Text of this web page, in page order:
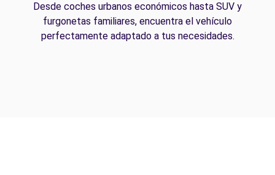
Desde coches urbanos económicos hasta SUV y
furgonetas familiares, encuentra el vehículo
perfectamente adaptado a tus necesidades.